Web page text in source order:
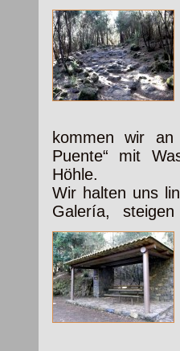
kommen wir an
Puente“ mit
Höhle.
Wir halten uns
Galería,